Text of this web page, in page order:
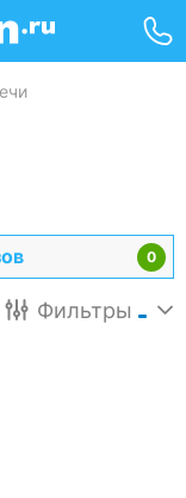
0
Фильтры